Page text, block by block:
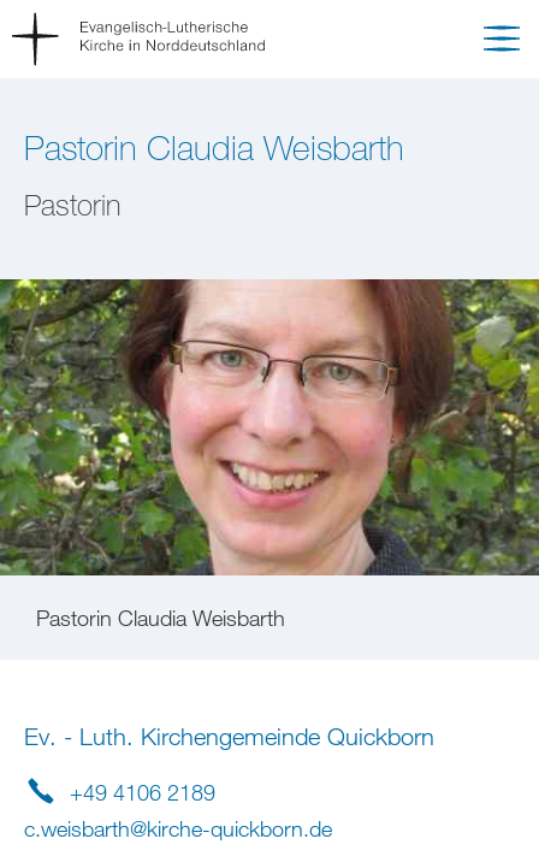
Pastorin Claudia Weisbarth
Pastorin
Pastorin Claudia Weisbarth
Ev. - Luth. Kirchengemeinde Quickborn
+49 4106 2189
c.weisbarth@kirche-quickborn.de